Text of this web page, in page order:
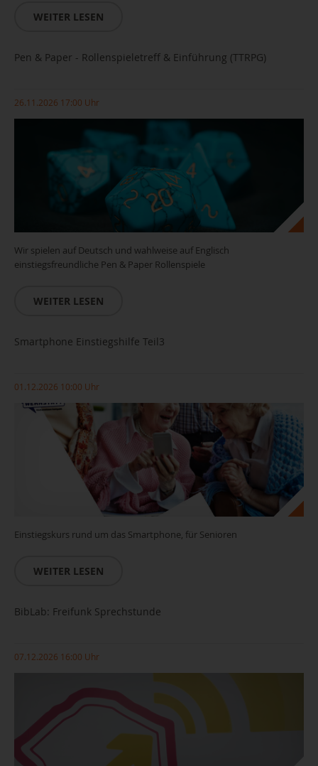
WEITER LESEN
Pen & Paper - Rollenspieletreff & Einführung (TTRPG)
26.11.2026 17:00 Uhr
Wir spielen auf Deutsch und wahlweise auf Englisch
einstiegsfreundliche Pen & Paper Rollenspiele
WEITER LESEN
Smartphone Einstiegshilfe Teil3
01.12.2026 10:00 Uhr
Einstiegskurs rund um das Smartphone, für Senioren
WEITER LESEN
BibLab: Freifunk Sprechstunde
07.12.2026 16:00 Uhr